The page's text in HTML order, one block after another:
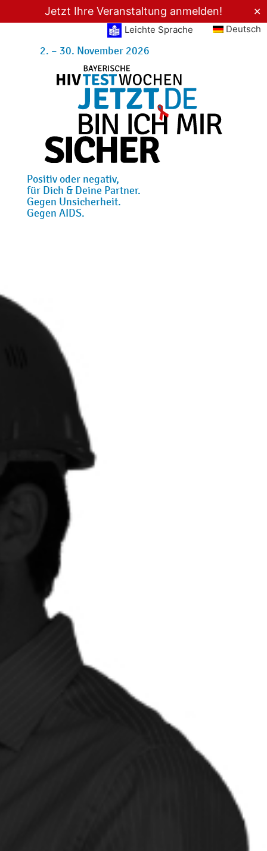
Jetzt Ihre Veranstaltung anmelden!
✕
Leichte Sprache
Deutsch
2. – 30. November 2026
Positiv oder negativ,
für Dich & Deine Partner.
Gegen Unsicherheit.
Gegen AIDS.